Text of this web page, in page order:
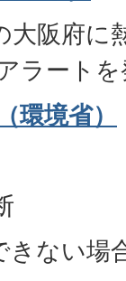
大阪府に
ラート
環境省）
きない場